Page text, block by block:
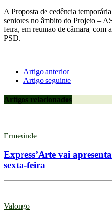
A Proposta de cedência
seniores no âmbito do Projeto –
feira, em reunião de câmara, com
PSD.
Artigo anterior
Artigo seguinte
Artigos relacionados
Ermesinde
Express’Arte vai
sexta-feira
Valongo